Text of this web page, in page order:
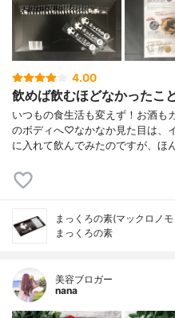
4.00
飲めば飲むほどなかったこ
いつもの食生活も変えず！お酒も
のボディへ♡なかなか見た目は、
に入れて飲んでみたのですが、ほ
まっくろの素(マックロノモ
まっくろの素
美容ブロガー
nana